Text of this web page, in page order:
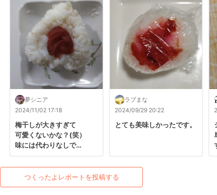
夢シニア
2024/11/02 17:18
梅干しが大きすぎて
可愛くないかな？(笑）
味には代わりなしで
ラブまな
2024/09/29 20:22
とても美味しかったです。
つくったよレポートを投稿する